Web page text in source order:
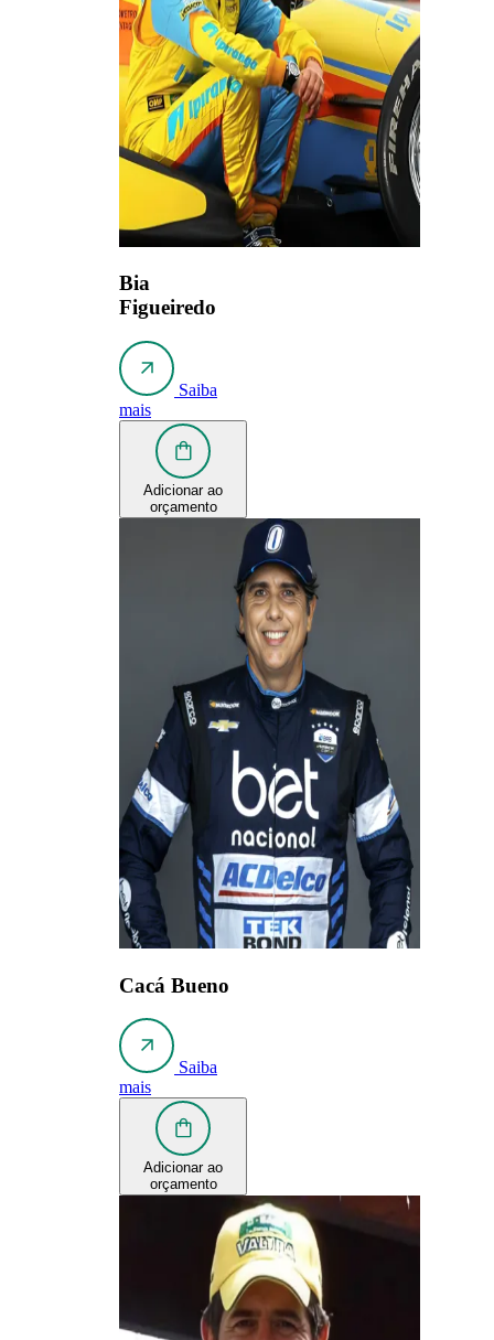
Bia
Figueiredo
Saiba
mais
Adicionar ao
orçamento
Cacá Bueno
Saiba
mais
Adicionar ao
orçamento